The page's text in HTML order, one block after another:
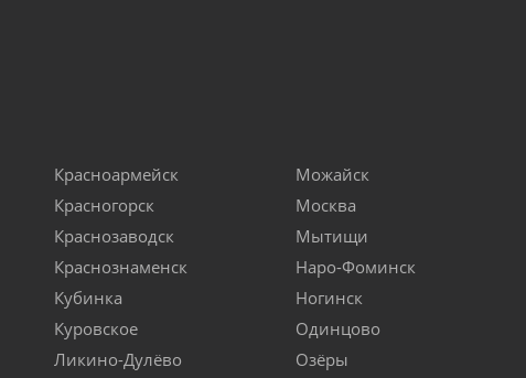
Красноармейск
Красногорск
Краснозаводск
Краснознаменск
Кубинка
Куровское
Ликино-Дулёво
Можайск
Москва
Мытищи
Наро-Фоминск
Ногинск
Одинцово
Озёры